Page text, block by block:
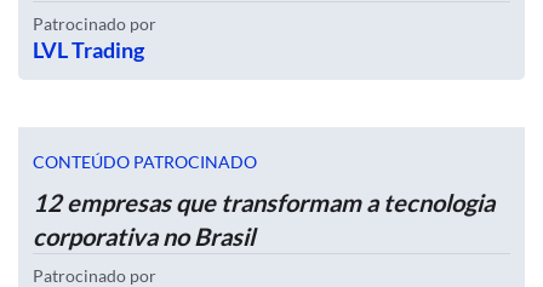
Patrocinado por
LVL Trading
CONTEÚDO PATROCINADO
12 empresas que transformam a tecnologia
corporativa no Brasil
Patrocinado por